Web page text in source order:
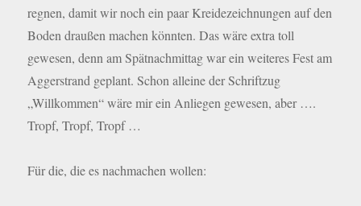
regnen, damit wir noch ein paar Kreidezeichnungen auf den
Boden draußen machen könnten. Das wäre extra toll
gewesen, denn am Spätnachmittag war ein weiteres Fest am
Aggerstrand geplant. Schon alleine der Schriftzug
„Willkommen“ wäre mir ein Anliegen gewesen, aber ….
Tropf, Tropf, Tropf …
Für die, die es nachmachen wollen: